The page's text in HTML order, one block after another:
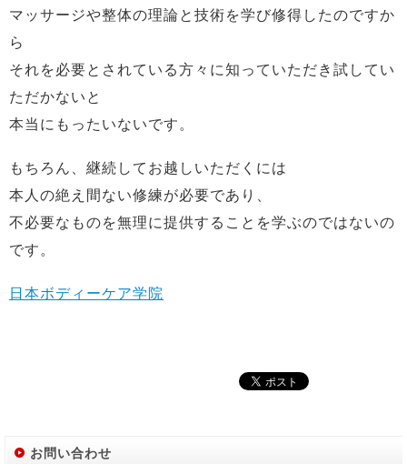
マッサージや整体の理論と技術を学び修得したのですか
ら
それを必要とされている方々に知っていただき試してい
ただかないと
本当にもったいないです。
もちろん、継続してお越しいただくには
本人の絶え間ない修練が必要であり、
不必要なものを無理に提供することを学ぶのではないの
です。
日本ボディーケア学院
お問い合わせ